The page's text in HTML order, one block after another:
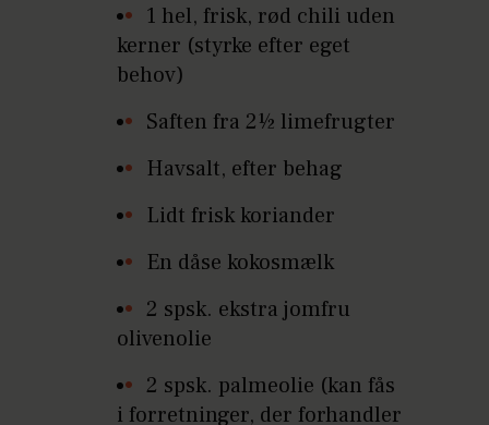
1 hel, frisk, rød chili uden
kerner (styrke efter eget
behov)
Saften fra 2½ limefrugter
Havsalt, efter behag
Lidt frisk koriander
En dåse kokosmælk
2 spsk. ekstra jomfru
olivenolie
2 spsk. palmeolie (kan fås
i forretninger, der forhandler